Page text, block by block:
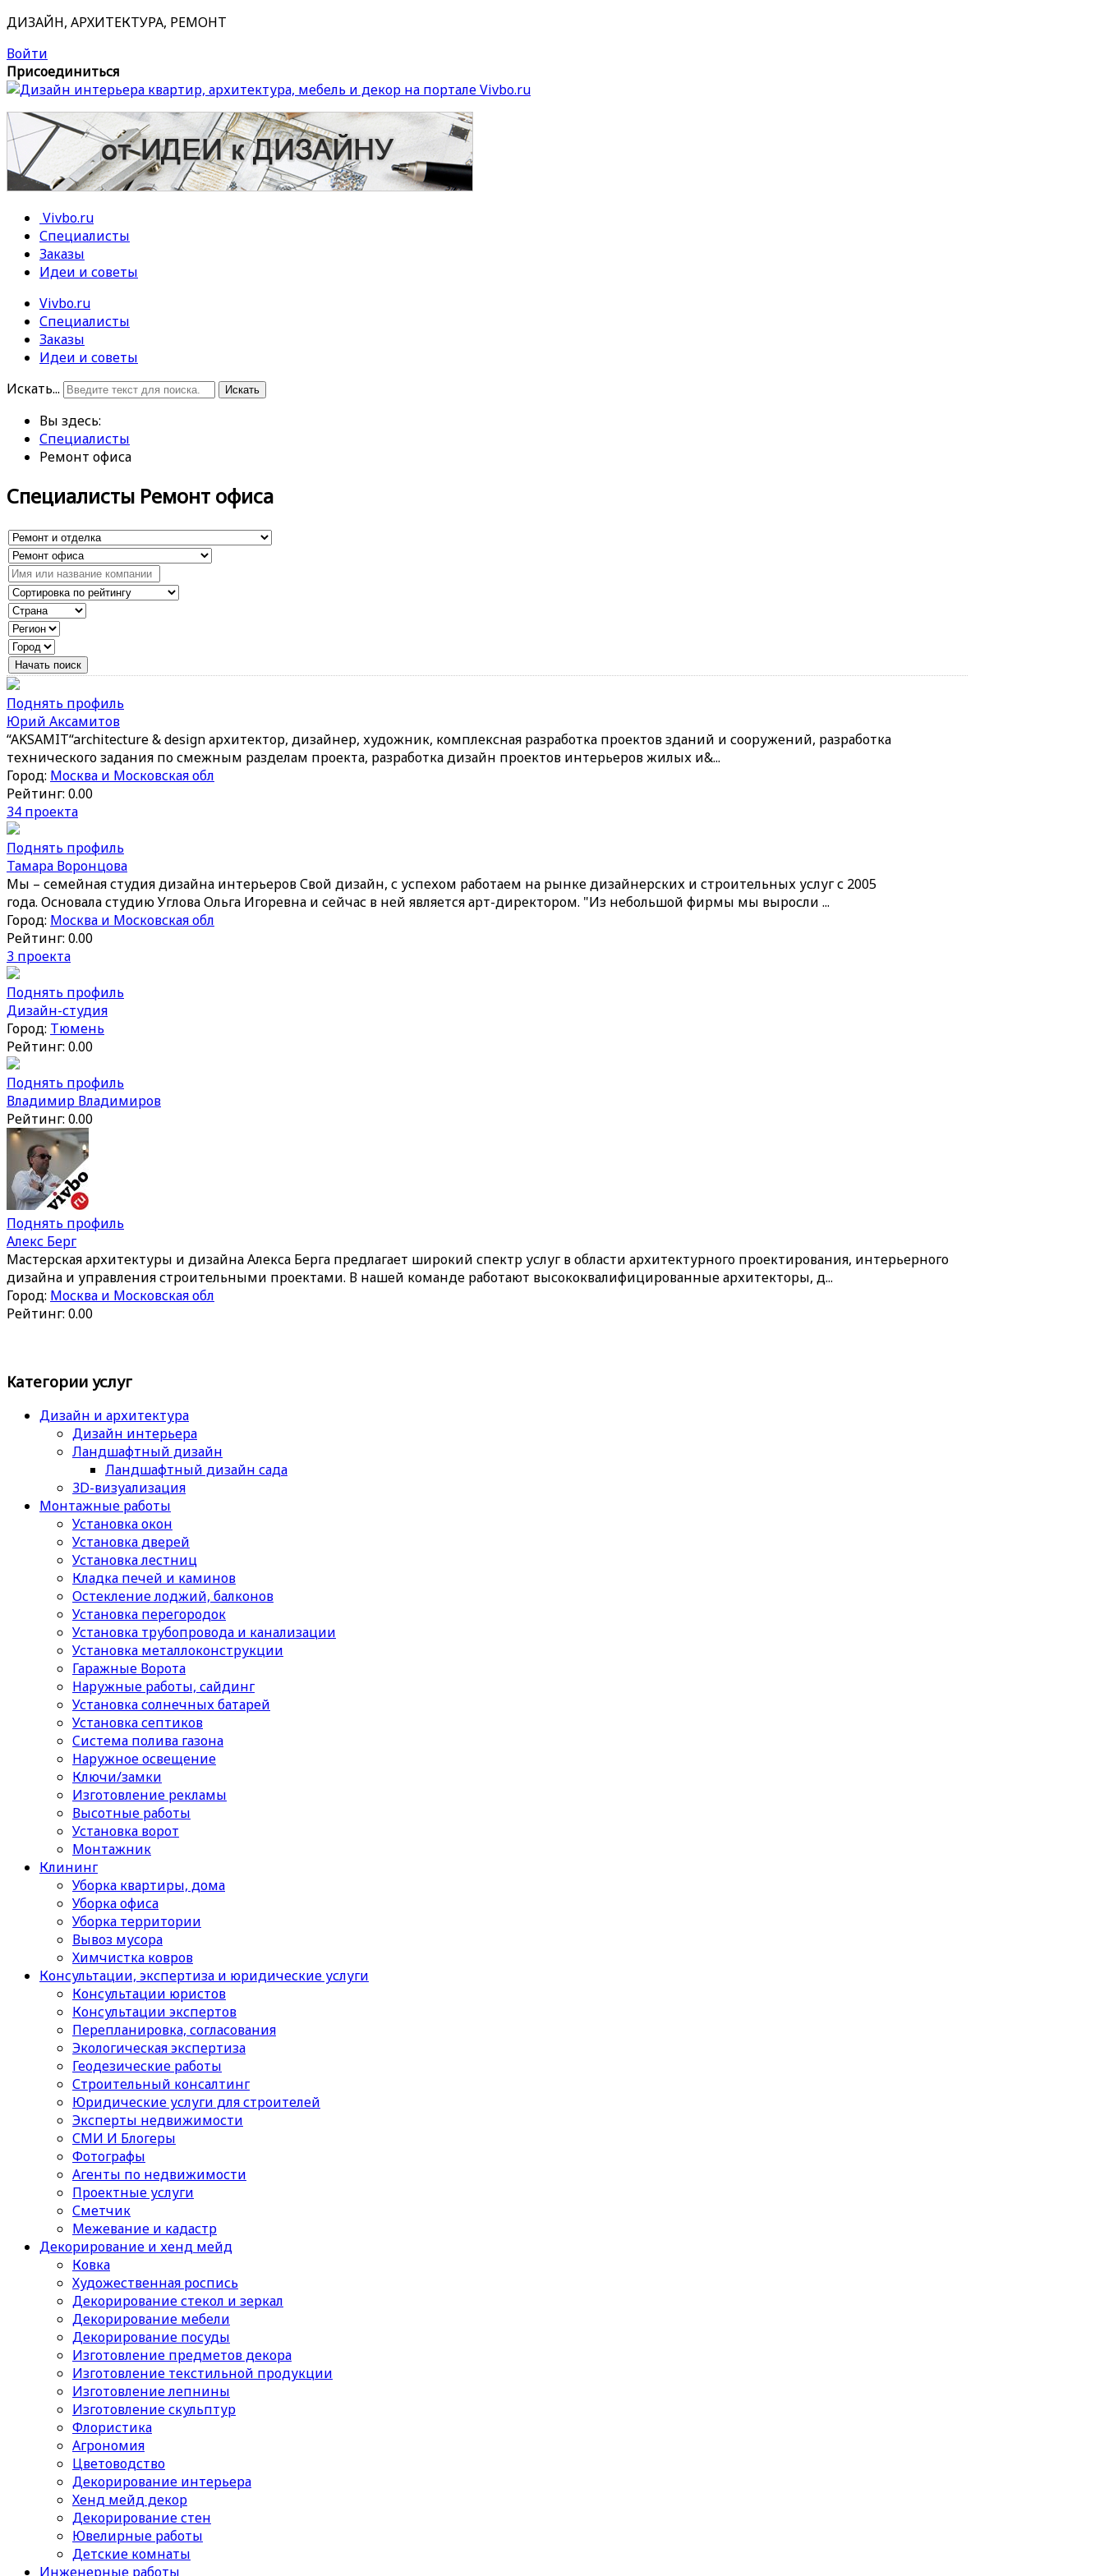
ДИЗАЙН, АРХИТЕКТУРА, РЕМОНТ
Войти
Присоединиться
Vivbo.ru
Специалисты
Заказы
Идеи и советы
Vivbo.ru
Специалисты
Заказы
Идеи и советы
Искать...
Искать
Вы здесь:
Специалисты
Ремонт офиса
Специалисты Ремонт офиса
Поднять профиль
Юрий Аксамитов
“AKSAMIT“architecture & design архитектор, дизайнер, художник, комплексная разработка проектов зданий и сооружений, разработка
технического задания по смежным разделам проекта, разработка дизайн проектов интерьеров жилых и&...
Город: Москва и Московская обл
Рейтинг: 0.00
34 проекта
Поднять профиль
Тамара Воронцова
Мы – семейная студия дизайна интерьеров Свой дизайн, с успехом работаем на рынке дизайнерских и строительных услуг с 2005
года. Основала студию Углова Ольга Игоревна и сейчас в ней является арт-директором. "Из небольшой фирмы мы выросли ...
Город: Москва и Московская обл
Рейтинг: 0.00
3 проекта
Поднять профиль
Дизайн-студия
Город: Тюмень
Рейтинг: 0.00
Поднять профиль
Владимир Владимиров
Рейтинг: 0.00
Поднять профиль
Алекс Берг
Мастерская архитектуры и дизайна Алекса Берга предлагает широкий спектр услуг в области архитектурного проектирования, интерьерного
дизайна и управления строительными проектами. В нашей команде работают высококвалифицированные архитекторы, д...
Город: Москва и Московская обл
Рейтинг: 0.00
Категории услуг
Дизайн и архитектура
Дизайн интерьера
Ландшафтный дизайн
Ландшафтный дизайн сада
3D-визуализация
Монтажные работы
Установка окон
Установка дверей
Установка лестниц
Кладка печей и каминов
Остекление лоджий, балконов
Установка перегородок
Установка трубопровода и канализации
Установка металлоконструкции
Гаражные Ворота
Наружные работы, сайдинг
Установка солнечных батарей
Установка септиков
Cистема полива газона
Наружное освещение
Ключи/замки
Изготовление рекламы
Высотные работы
Установка ворот
Монтажник
Клининг
Уборка квартиры, дома
Уборка офиса
Уборка территории
Вывоз мусора
Химчистка ковров
Консультации, экспертиза и юридические услуги
Консультации юристов
Консультации экспертов
Перепланировка, согласования
Экологическая экспертиза
Геодезические работы
Строительный консалтинг
Юридические услуги для строителей
Эксперты недвижимости
СМИ И Блогеры
Фотографы
Агенты по недвижимости
Проектные услуги
Сметчик
Межевание и кадастр
Декорирование и хенд мейд
Ковка
Художественная роспись
Декорирование стекол и зеркал
Декорирование мебели
Декорирование посуды
Изготовление предметов декора
Изготовление текстильной продукции
Изготовление лепнины
Изготовление скульптур
Флористика
Агрономия
Цветоводство
Декорирование интерьера
Хенд мейд декор
Декорирование стен
Ювелирные работы
Детские комнаты
Инженерные работы